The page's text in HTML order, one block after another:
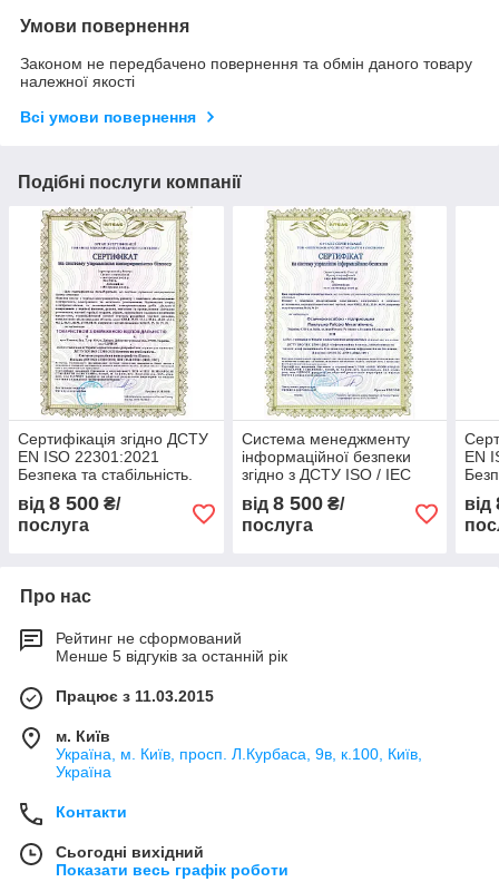
Умови повернення
Законом не передбачено повернення та обмін даного товару
належної якості
Всі умови повернення
Подібні послуги компанії
Сертифікація згідно ДСТУ
EN ISO 22301:2021
Безпека та стабільність.
Системи управління
неперервністю бізнесу.
Вимоги
від 8 500 ₴/
послуга
Система менеджменту
інформаційної безпеки
згідно з ДСТУ ISO / IEC
27001 для тендерів
(система захисту
інформації)
від 8 500₴/
послуга
EN
від
Про нас
Рейтинг не сформований
Менше 5 відгуків за останній рік
Працює з 11.03.2015
м. Київ
Україна, м. Київ, просп. Л.Курбаса, 9в, к.100, Київ,
Україна
Контакти
Сьогодні вихідний
Показати весь графік роботи